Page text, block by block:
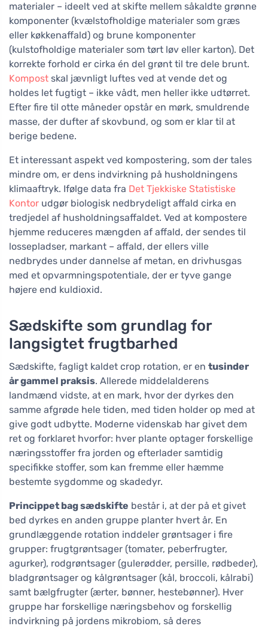
materialer – ideelt ved at skifte mellem såkaldte grønne
komponenter (kvælstofholdige materialer som græs
eller køkkenaffald) og brune komponenter
(kulstofholdige materialer som tørt løv eller karton). Det
korrekte forhold er cirka én del grønt til tre dele brunt.
Kompost skal jævnligt luftes ved at vende det og
holdes let fugtigt – ikke vådt, men heller ikke udtørret.
Efter fire til otte måneder opstår en mørk, smuldrende
masse, der dufter af skovbund, og som er klar til at
berige bedene.
Et interessant aspekt ved kompostering, som der tales
mindre om, er dens indvirkning på husholdningens
klimaaftryk. Ifølge data fra Det Tjekkiske Statistiske
Kontor udgør biologisk nedbrydeligt affald cirka en
tredjedel af husholdningsaffaldet. Ved at kompostere
hjemme reduceres mængden af affald, der sendes til
lossepladser, markant – affald, der ellers ville
nedbrydes under dannelse af metan, en drivhusgas
med et opvarmningspotentiale, der er tyve gange
højere end kuldioxid.
Sædskifte som grundlag for
langsigtet frugtbarhed
Sædskifte, fagligt kaldet crop rotation, er en tusinder
år gammel praksis. Allerede middelalderens
landmænd vidste, at en mark, hvor der dyrkes den
samme afgrøde hele tiden, med tiden holder op med at
give godt udbytte. Moderne videnskab har givet dem
ret og forklaret hvorfor: hver plante optager forskellige
næringsstoffer fra jorden og efterlader samtidig
specifikke stoffer, som kan fremme eller hæmme
bestemte sygdomme og skadedyr.
Princippet bag sædskifte består i, at der på et givet
bed dyrkes en anden gruppe planter hvert år. En
grundlæggende rotation inddeler grøntsager i fire
grupper: frugtgrøntsager (tomater, peberfrugter,
agurker), rodgrøntsager (gulerødder, persille, rødbeder),
bladgrøntsager og kålgrøntsager (kål, broccoli, kålrabi)
samt bælgfrugter (ærter, bønner, hestebønner). Hver
gruppe har forskellige næringsbehov og forskellig
indvirkning på jordens mikrobiom, så deres